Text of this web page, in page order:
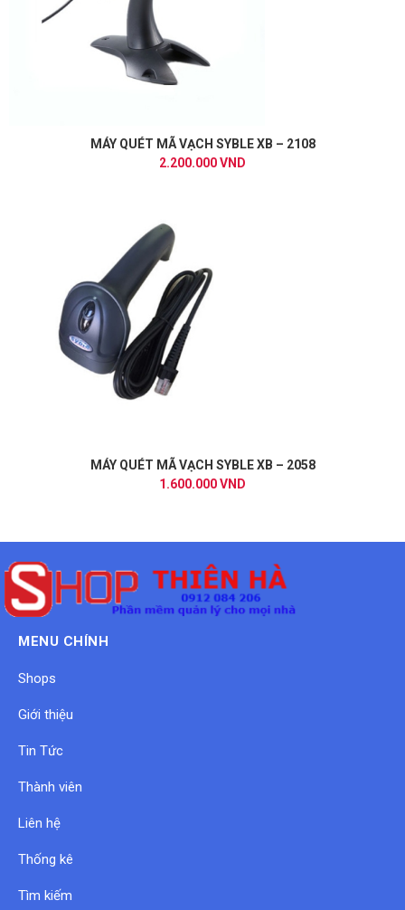
MÁY QUÉT MÃ VẠCH SYBLE XB – 2108
2.200.000 VND
MÁY QUÉT MÃ VẠCH SYBLE XB – 2058
1.600.000 VND
MENU CHÍNH
Shops
Giới thiệu
Tin Tức
Thành viên
Liên hệ
Thống kê
Tìm kiếm